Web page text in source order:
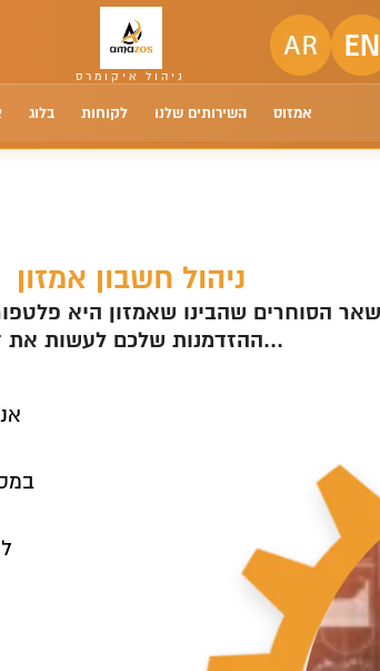
אמזוס השירותים שלנו לקוחות בלוג
ניהול חשבון אמזון
ההזדמנות שלכם לעשות את זה...